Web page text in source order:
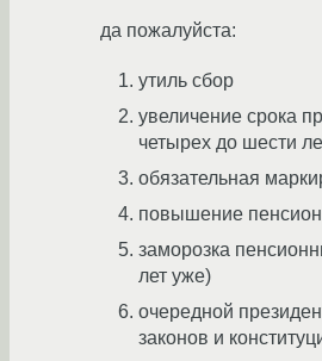
да пожалуйста:
утиль сбор
увеличение срока
четырех до шести
обязательная
повышение
заморозка
лет уже)
очередной
законов и